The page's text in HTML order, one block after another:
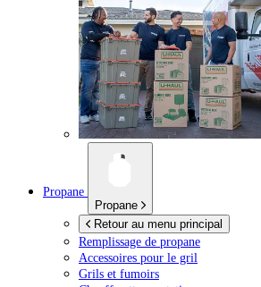
Propane
Propane
Retour au menu principal
Remplissage de propane
Accessoires pour le gril
Grils et fumoirs